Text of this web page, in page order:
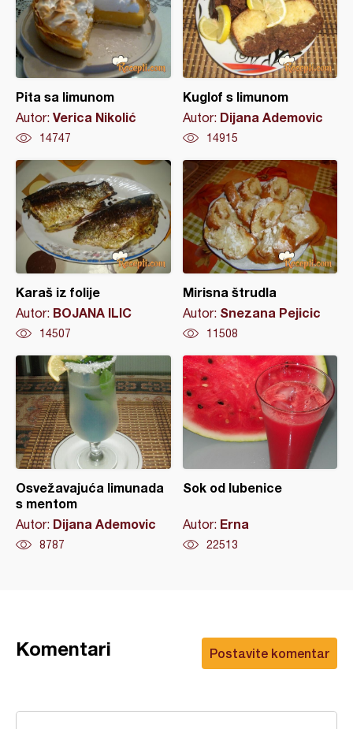
Pita sa limunom
Autor: Verica Nikolić
14747
Kuglof s limunom
Autor: Dijana Ademovic
14915
Karaš iz folije
Autor: BOJANA ILIC
14507
Mirisna štrudla
Autor: Snezana Pejicic
11508
Osvežavajuća limunada
s mentom
Autor: Dijana Ademovic
8787
Sok od lubenice
Autor: Erna
22513
Postavite komentar
Komentari